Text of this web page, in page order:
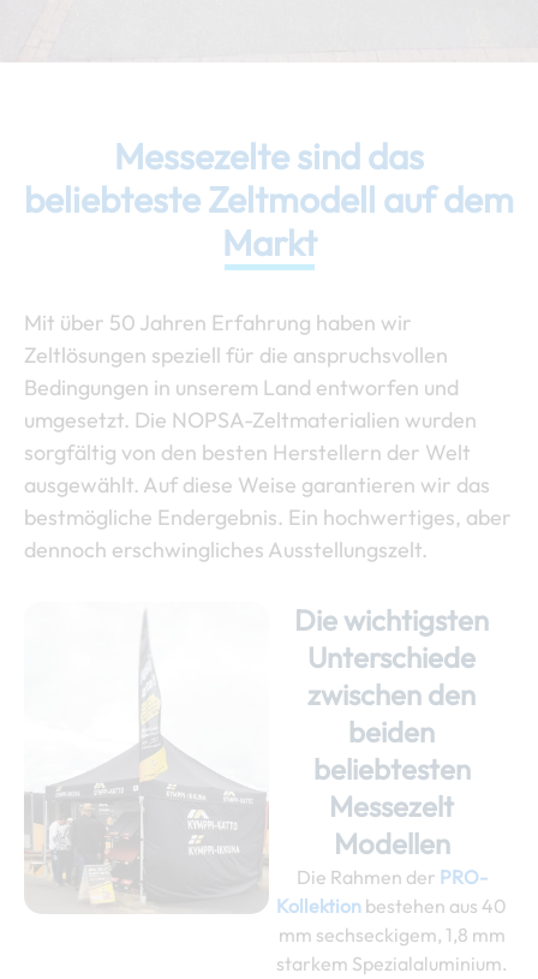
Messezelte sind das
beliebteste Zeltmodell auf dem
Markt
Mit über 50 Jahren Erfahrung haben wir
Zeltlösungen speziell für die anspruchsvollen
Bedingungen in unserem Land entworfen und
umgesetzt. Die NOPSA-Zeltmaterialien wurden
sorgfältig von den besten Herstellern der Welt
ausgewählt. Auf diese Weise garantieren wir das
bestmögliche Endergebnis. Ein hochwertiges, aber
dennoch erschwingliches Ausstellungszelt.
Die wichtigsten
Unterschiede
zwischen den
beiden
beliebtesten
Messezelt
Modellen
Die Rahmen der PRO-
Kollektion bestehen aus 40
mm sechseckigem, 1,8 mm
starkem Spezialaluminium.